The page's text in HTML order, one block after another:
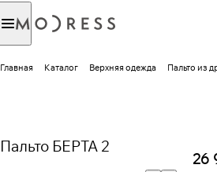
Главная Каталог Верхняя одежда Пальто из
Пальто БЕРТА 2
26